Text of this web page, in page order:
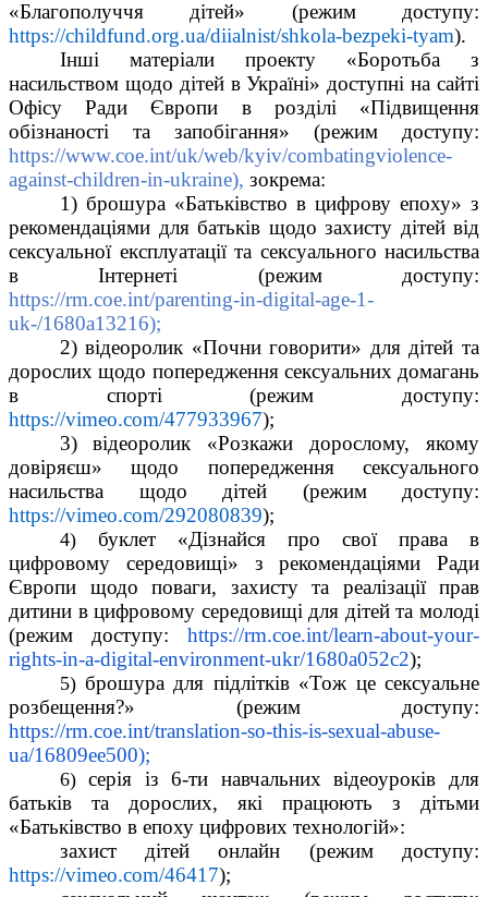
https://childfund.org.ua/diialnist/shkola-bezpeki-tyam).
Інші матеріали проекту «Боротьба з
насильством щодо дітей в Україні» доступні на сайті
Офісу Ради Європи в розділі «Підвищення
https://www.coe.int/uk/web/kyiv/combatingviolence-
against-children-in-ukraine), зокрема:
1) брошура «Батьківство в цифрову епоху» з
рекомендаціями для батьків щодо захисту дітей від
сексуальної експлуатації та сексуального насильства
https://rm.coe.int/parenting-in-digital-age-1-
uk-/1680a13216);
2) відеоролик «Почни говорити» для дітей та
дорослих щодо попередження сексуальних домагань
https://vimeo.com/477933967);
3) відеоролик «Розкажи дорослому, якому
довіряєш» щодо попередження сексуального
https://vimeo.com/292080839);
4) буклет «Дізнайся про свої права в
цифровому середовищі» з рекомендаціями Ради
Європи щодо поваги, захисту та реалізації прав
дитини в цифровому середовищі для дітей та молоді
(режим доступу: https://rm.coe.int/learn-about-your-
rights-in-a-digital-environment-ukr/1680a052c2);
5) брошура для підлітків «Тож це сексуальне
https://rm.coe.int/translation-so-this-is-sexual-abuse-
ua/16809ee500);
6) серія із 6-ти навчальних відеоуроків для
батьків та дорослих, які працюють з дітьми
«Батьківство в епоху цифрових технологій»:
https://vimeo.com/46417);